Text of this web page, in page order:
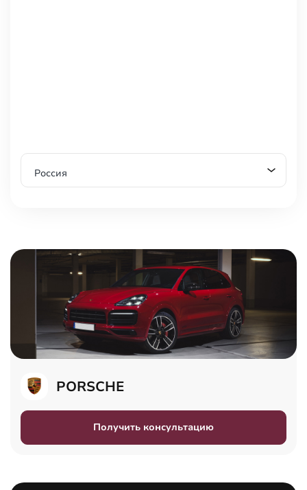
Россия
PORSCHE
Получить консультацию